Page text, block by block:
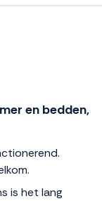
en bedden,
is het lang